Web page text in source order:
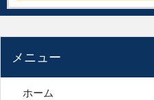
メニュー
ホーム